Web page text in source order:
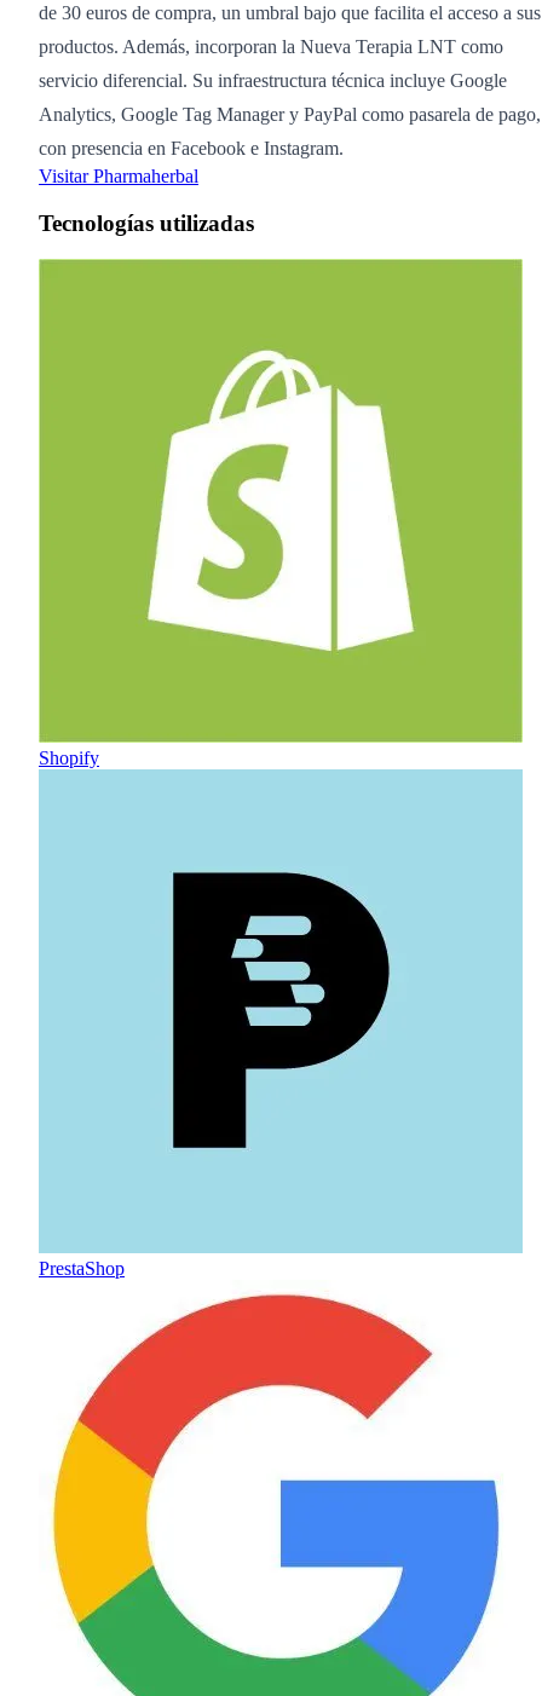
de 30 euros de compra, un umbral bajo que facilita el acceso a sus
productos. Además, incorporan la Nueva Terapia LNT como
servicio diferencial. Su infraestructura técnica incluye Google
Analytics, Google Tag Manager y PayPal como pasarela de pago,
con presencia en Facebook e Instagram.
Visitar Pharmaherbal
Tecnologías utilizadas
Shopify
PrestaShop